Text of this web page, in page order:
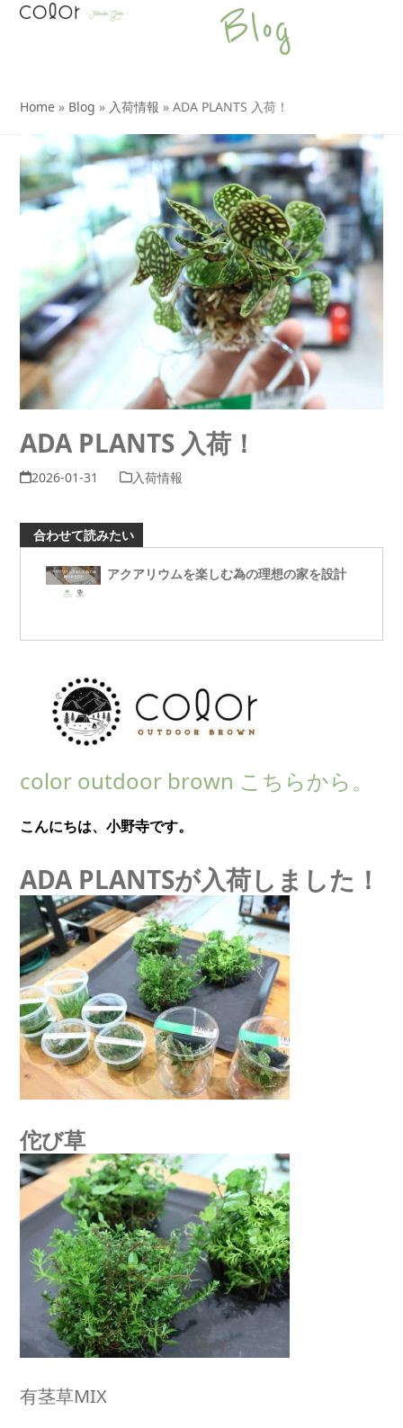
SkipOpen
Close
Blog
Home » Blog » 入荷情報 »ADA PLANTS 入荷！
ADA PLANTS 入荷！
2026-01-31 入荷情報
合わせて読みたい
アクアリウムを楽しむ為の理想の家を設計
color outdoor brown こちらから。
こんにちは、小野寺です。
ADA PLANTSが入荷しました！
佗び草
有茎草MIX